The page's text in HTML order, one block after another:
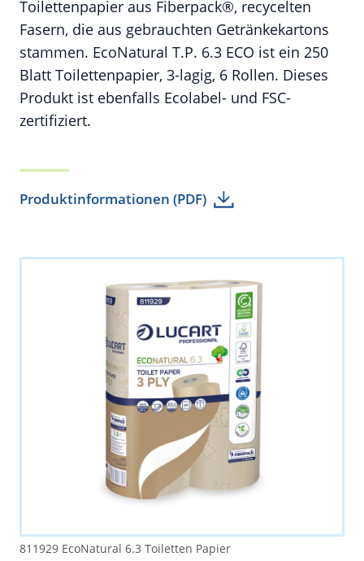
Toilettenpapier aus Fiberpack®, recycelten
Fasern, die aus gebrauchten Getränkekartons
stammen. EcoNatural T.P. 6.3 ECO ist ein 250
Blatt Toilettenpapier, 3-lagig, 6 Rollen. Dieses
Produkt ist ebenfalls Ecolabel- und FSC-
zertifiziert.
Produktinformationen (PDF)
811929 EcoNatural 6.3 Toiletten Papier